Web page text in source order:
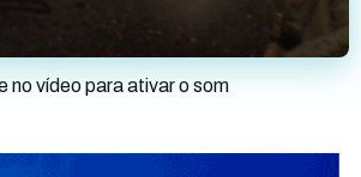
no vídeo para ativar o som